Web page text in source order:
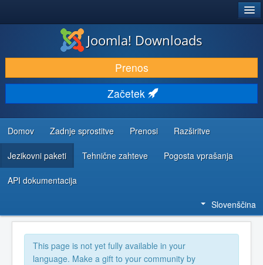
PRENESI IN RAZŠIRI
ODKRIJTE & IZVEJTE
SKUPNOST IN PODPORA
VIRI ZA RAZVIJALCE
Joomla! Downloads
Prenos
Začetek
Domov Zadnje sprostitve Prenosi Razširitve
Jezikovni paketi Tehnične zahteve Pogosta vprašanja
API dokumentacija
Slovenščina
This page is not yet fully available in your
language. Make a gift to your community by